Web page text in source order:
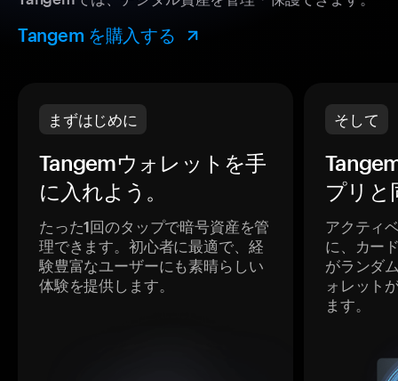
Tangem を購入する
まずはじめに
Tangemウォレットを手
に入れよう。
たった1回のタップで暗号資産を管
理できます。初心者に最適で、経
験豊富なユーザーにも素晴らしい
体験を提供します。
そして
プリと
アクティ
に、カー
がランダ
ォレット
ます。